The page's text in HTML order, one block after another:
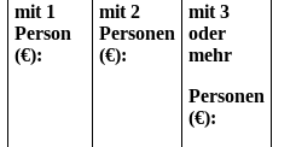
mit 1
Person
(€):
mit 2
Personen
(€):
mit 3
oder
mehr
Personen
(€):